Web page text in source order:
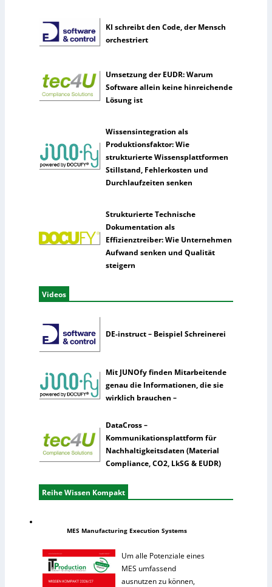
KI schreibt den Code, der Mensch
orchestriert
Umsetzung der EUDR: Warum
Software allein keine hinreichende
Lösung ist
Wissensintegration als
Produktionsfaktor: Wie
strukturierte Wissensplattformen
Stillstand, Fehlerkosten und
Durchlaufzeiten senken
Strukturierte Technische
Dokumentation als
Effizienztreiber: Wie Unternehmen
Aufwand senken und Qualität
steigern
Videos
DE-instruct – Beispiel Schreinerei
Mit JUNOfy finden Mitarbeitende
genau die Informationen, die sie
wirklich brauchen –
DataCross –
Kommunikationsplattform für
Nachhaltigkeitsdaten (Material
Compliance, CO2, LkSG & EUDR)
Reihe Wissen Kompakt
MES Manufacturing Execution Systems
Um alle Potenziale eines
MES umfassend
ausnutzen zu können,